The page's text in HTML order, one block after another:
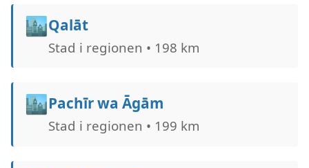
🏙️Qalāt
Stad i regionen • 198 km
🏙️Pachīr wa Āgām
Stad i regionen • 199 km